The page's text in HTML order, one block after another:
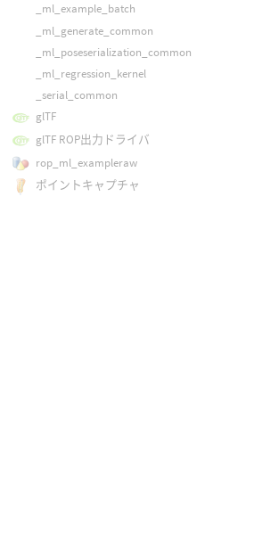
_ml_example_batch
_ml_generate_common
_ml_poseserialization_common
_ml_regression_kernel
_serial_common
glTF
glTF ROP出力ドライバ
rop_ml_exampleraw
ポイントキャプチャ